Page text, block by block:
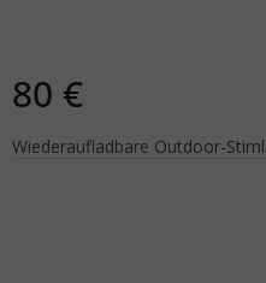
80 €
Wiederaufladbare Outdoor-